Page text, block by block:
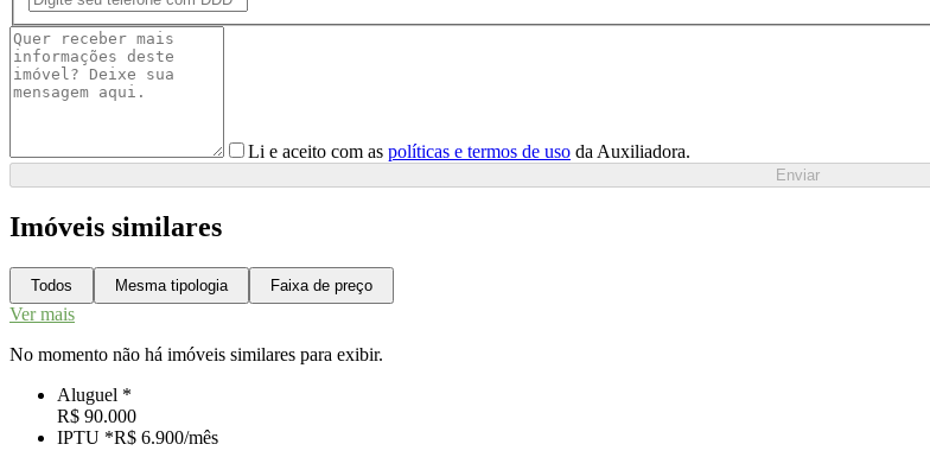
Li e aceito com as políticas e termos de uso da Auxiliadora.
Enviar
Imóveis similares
Todos Mesma tipologia Faixa de preço
Ver mais
No momento não há imóveis similares para exibir.
Aluguel *
R$ 90.000
IPTU *R$ 6.900/mês